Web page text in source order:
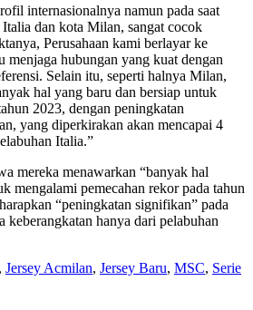
internasionalnya namun pada saat
dan kota Milan, sangat cocok
Perusahaan kami berlayar ke
menjaga hubungan yang kuat dengan
Selain itu, seperti halnya Milan,
hal yang baru dan bersiap untuk
2023, dengan peningkatan
yang diperkirakan akan mencapai 4
Italia.”
mereka menawarkan “banyak hal
mengalami pemecahan rekor pada tahun
“peningkatan signifikan” pada
keberangkatan hanya dari pelabuhan
, Jersey Acmilan, Jersey Baru, MSC, Serie